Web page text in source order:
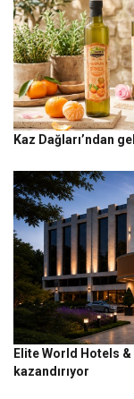
Kaz Dağları’ndan
Elite World Hotels
kazandırıyor